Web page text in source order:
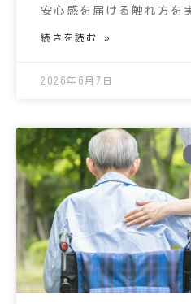
安心感を届ける触れ方を
続きを読む »
2026年6月7日